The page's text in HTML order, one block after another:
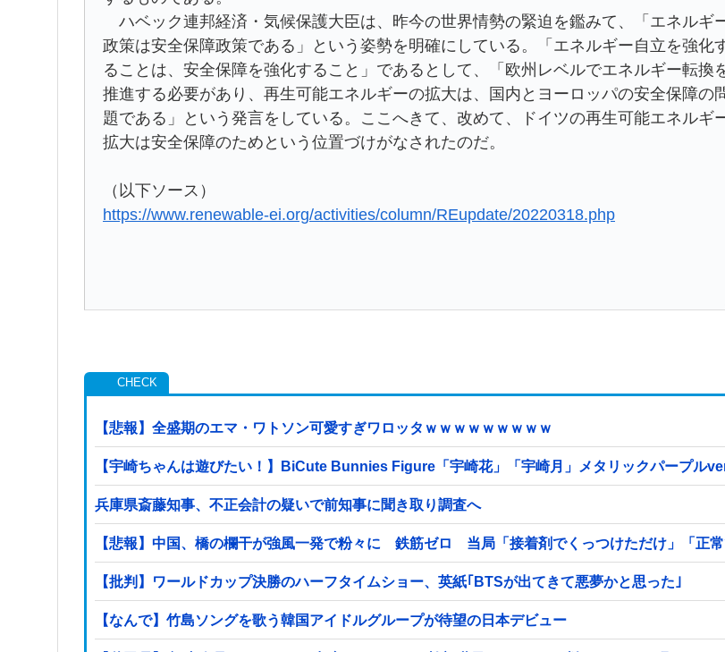
ハベック連邦経済・気候保護大臣は、昨今の世界情勢の緊迫を鑑みて、「エネルギ
政策は安全保障政策である」という姿勢を明確にしている。「エネルギー自立を強化
ることは、安全保障を強化すること」であるとして、「欧州レベルでエネルギー転換
推進する必要があり、再生可能エネルギーの拡大は、国内とヨーロッパの安全保障の
題である」という発言をしている。ここへきて、改めて、ドイツの再生可能エネルギ
拡大は安全保障のためという位置づけがなされたのだ。
（以下ソース）
https://www.renewable-ei.org/activities/column/REupdate/20220318.php
【悲報】全盛期のエマ・ワトソン可愛すぎワロッタｗｗｗｗｗｗｗｗｗ
【宇崎ちゃんは遊びたい！】BiCute Bunnies Figure「宇崎花」「宇崎月」メタリックパープル
兵庫県斎藤知事、不正会計の疑いで前知事に聞き取り調査へ
【悲報】中国、橋の欄干が強風一発で粉々に 鉄筋ゼロ 当局「接着剤でくっつけただけ」「正
【批判】ワールドカップ決勝のハーフタイムショー、英紙｢BTSが出てきて悪夢かと思った｣
【なんで】竹島ソングを歌う韓国アイドルグループが待望の日本デビュー